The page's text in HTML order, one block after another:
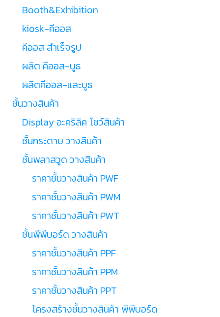
Booth&Exhibition
kiosk-คีออส
คีออส สำเร็จรูป
ผลิต คีออส-บูธ
ผลิตคีออส-และบูธ
ชั้นวางสินค้า
Display อะคริลิค โชว์สินค้า
ชั้นกระดาษ วางสินค้า
ชั้นพลาสวูด วางสินค้า
ราคาชั้นวางสินค้า PWF
ราคาชั้นวางสินค้า PWM
ราคาชั้นวางสินค้า PWT
ชั้นพีพีบอร์ด วางสินค้า
ราคาชั้นวางสินค้า PPF
ราคาชั้นวางสินค้า PPM
ราคาชั้นวางสินค้า PPT
โครงสร้างชั้นวางสินค้า พีพีบอร์ด